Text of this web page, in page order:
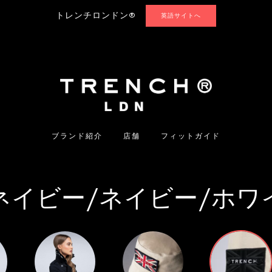
トレンチロンドン® 英語サイトへ
ブランド紹介 店舗 フィットガイド
イビー/ネイビー/ホワ